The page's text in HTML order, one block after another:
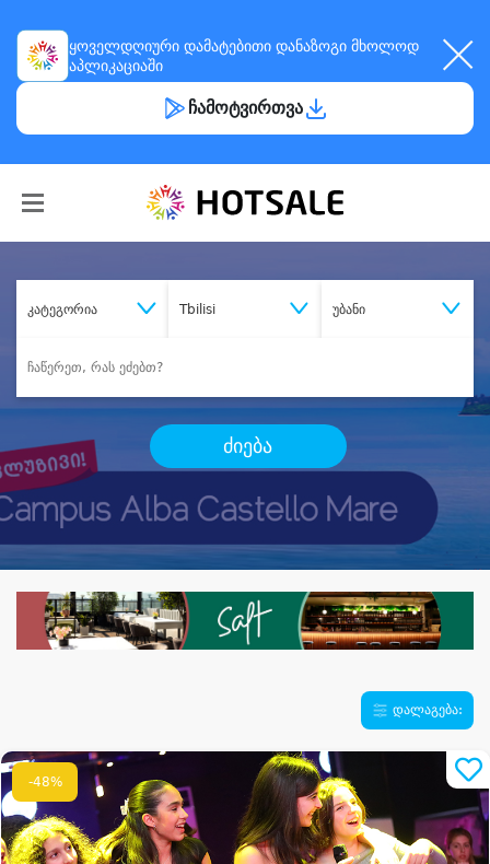
ყოველდღიური დამატებითი დანაზოგი მხოლოდ
აპლიკაციაში
ჩამოტვირთვა
კატეგორია Tbilisi უბანი
ძიება
დალაგება:
-48%